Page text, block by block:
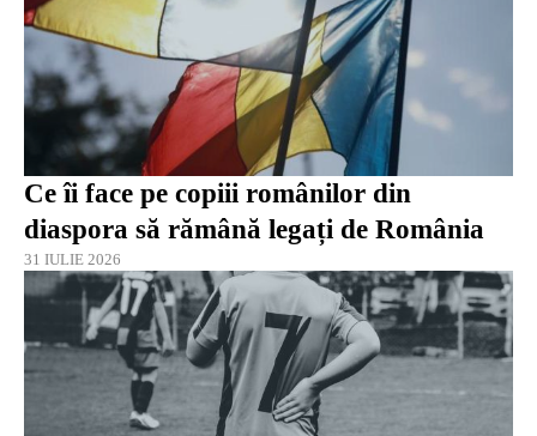
Ce îi face pe copiii românilor din
diaspora să rămână legați de România
31 IULIE 2026